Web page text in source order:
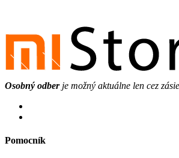
Osobný odberje možný aktuálne len cez
Pomocník